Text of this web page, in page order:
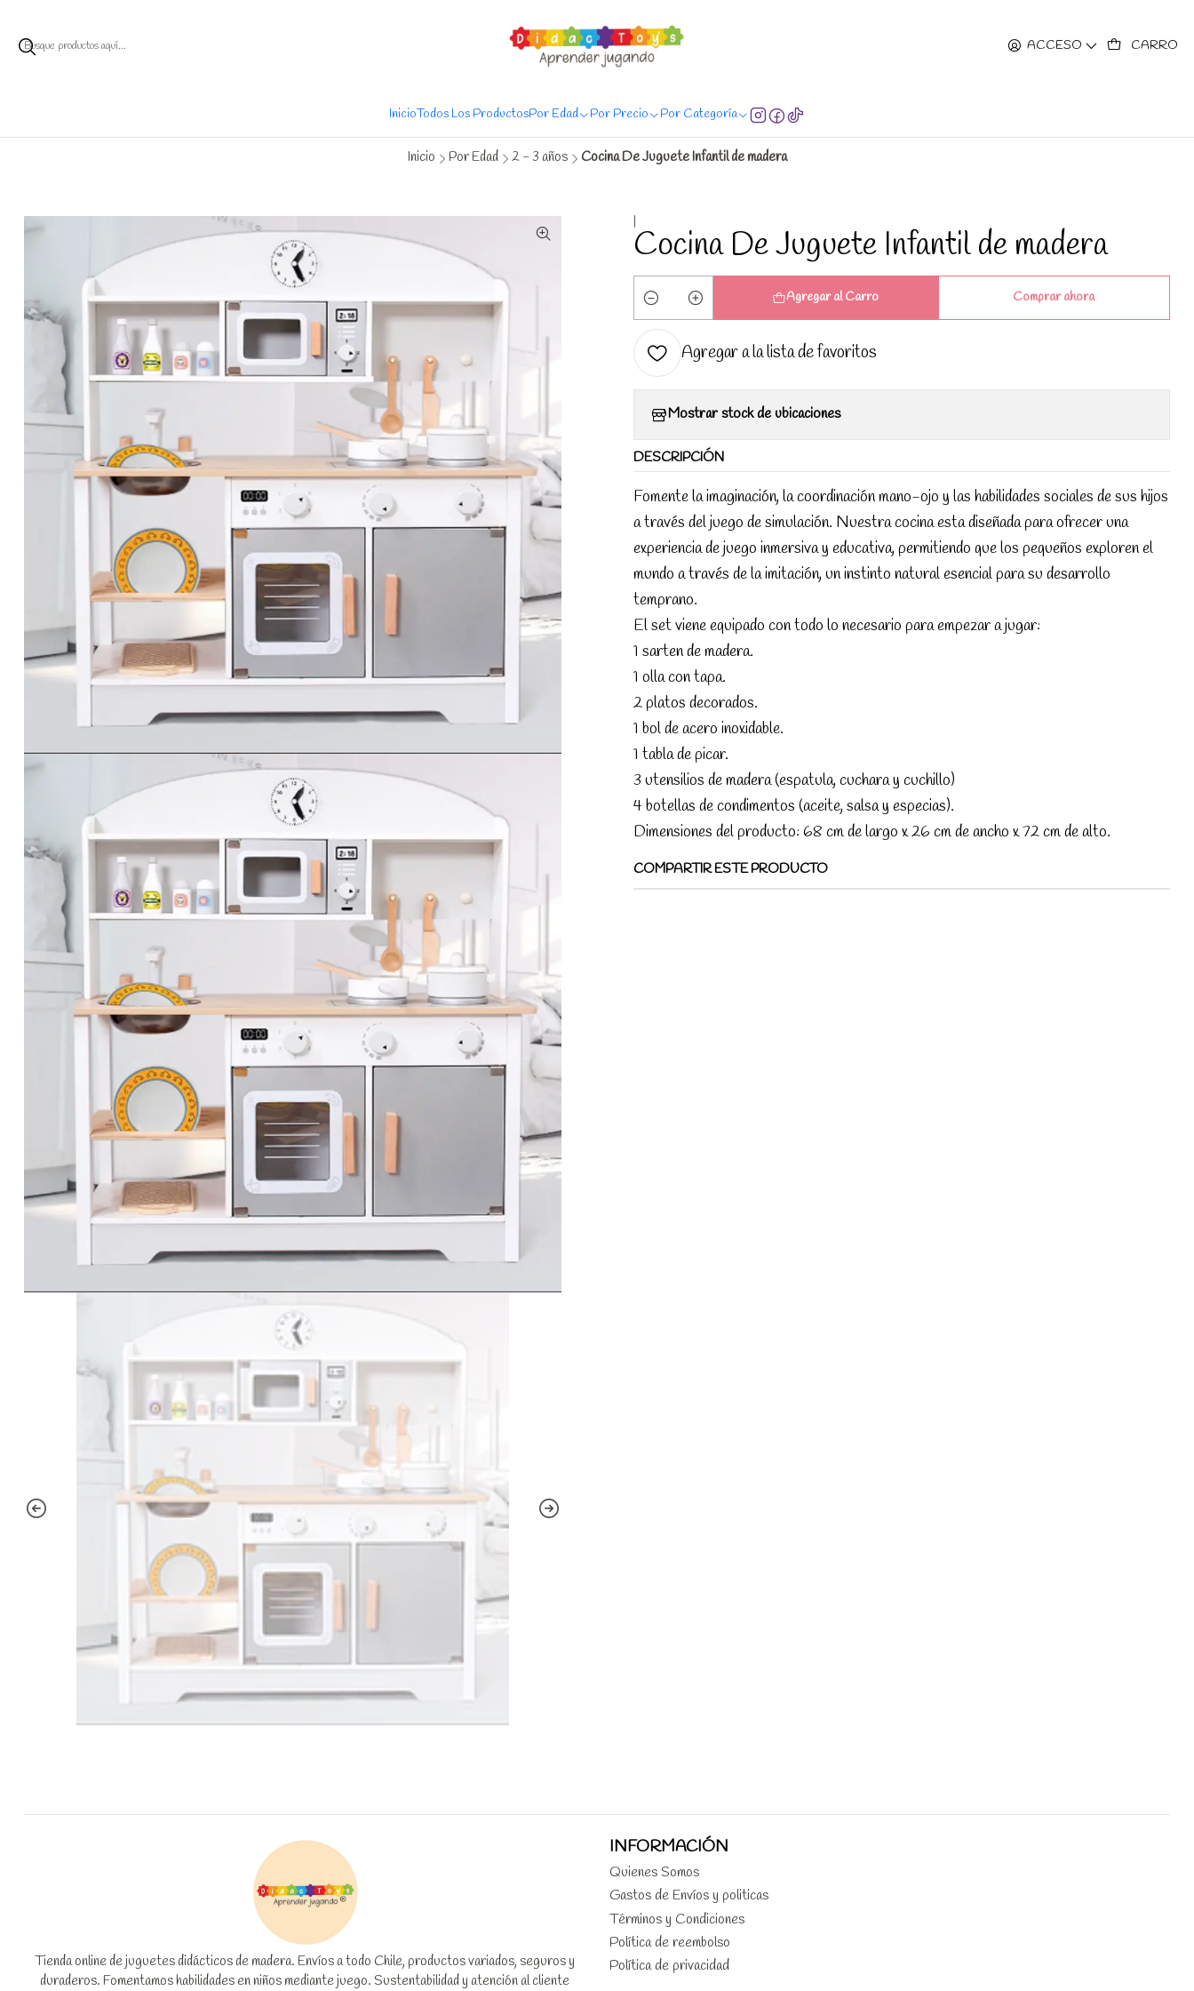
ACCESO CARRO
InicioTodos Los ProductosPor Edad Por Precio Por Categoría
Inicio Por Edad 2 - 3 años Cocina De Juguete Infantil de madera
Cocina De Juguete Infantil de madera
Cantidad
Agregar al Carro Comprar ahora
Agregar a la lista de favoritos
Mostrar stock de ubicaciones
DESCRIPCIÓN
Fomente la imaginación, la coordinación mano-ojo y las habilidades sociales de sus hijos
a través del juego de simulación. Nuestra cocina esta diseñada para ofrecer una
experiencia de juego inmersiva y educativa, permitiendo que los pequeños exploren el
mundo a través de la imitación, un instinto natural esencial para su desarrollo
temprano.
El set viene equipado con todo lo necesario para empezar a jugar:
1 sarten de madera.
1 olla con tapa.
2 platos decorados.
1 bol de acero inoxidable.
1 tabla de picar.
3 utensilios de madera (espatula, cuchara y cuchillo)
4 botellas de condimentos (aceite, salsa y especias).
Dimensiones del producto: 68 cm de largo x 26 cm de ancho x 72 cm de alto.
COMPARTIR ESTE PRODUCTO
Tienda online de juguetes didácticos de madera. Envíos a todo Chile, productos variados, seguros y
duraderos. Fomentamos habilidades en niños mediante juego. Sustentabilidad y atención al cliente
INFORMACIÓN
Quienes Somos
Gastos de Envíos y politicas
Términos y Condiciones
Política de reembolso
Política de privacidad